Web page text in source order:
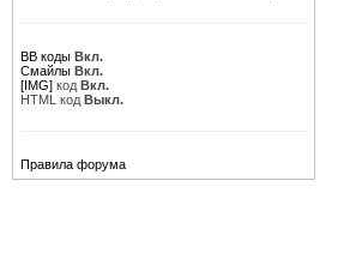
BB коды Вкл.
Смайлы Вкл.
[IMG] код Вкл.
HTML код Выкл.
Правила форума